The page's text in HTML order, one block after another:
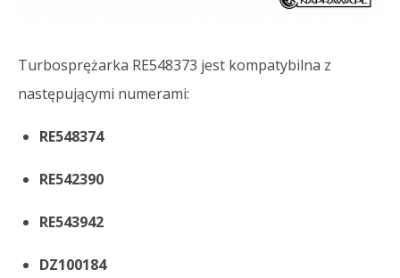
Turbosprężarka RE548373 jest kompatybilna z
następującymi numerami:
RE548374
RE542390
RE543942
DZ100184